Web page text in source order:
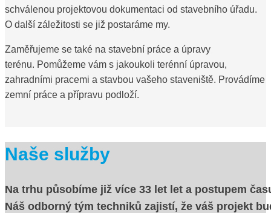
schválenou projektovou dokumentaci od stavebního úřadu.
O další záležitosti se již postaráme my.
Zaměřujeme se také na stavební práce a úpravy
terénu. Pomůžeme vám s jakoukoli terénní úpravou,
zahradními pracemi a stavbou vašeho staveniště. Provádíme
zemní práce a přípravu podloží.
Naše služby
Na trhu působíme již více 33 let let a postupem
Náš odborný tým techniků zajistí, že váš projekt